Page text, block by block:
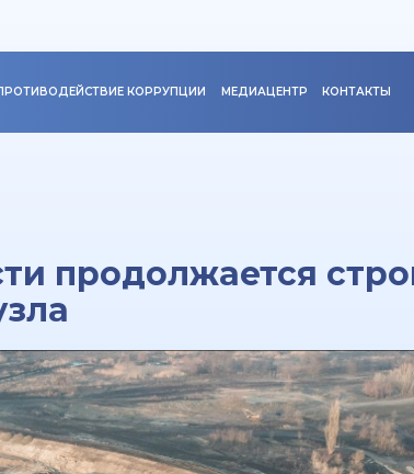
КОРРУПЦИИ МЕДИАЦЕНТР КОНТАКТЫ
продолжается